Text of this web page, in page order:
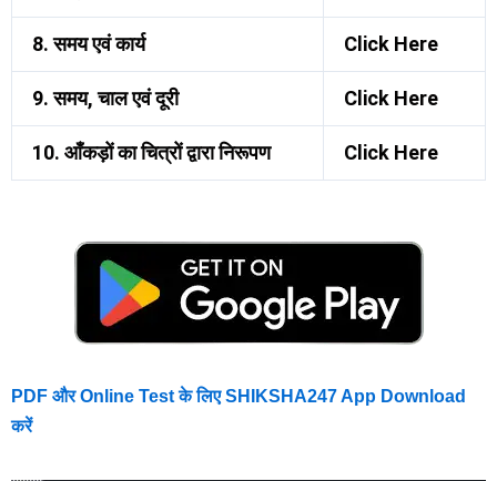
8. समय एवं कार्य Click Here
9. समय, चाल एवं दूरी Click Here
10. आँकड़ों का चित्रों द्वारा निरूपण Click Here
PDF और Online Test के लिए SHIKSHA247 App Download
करें